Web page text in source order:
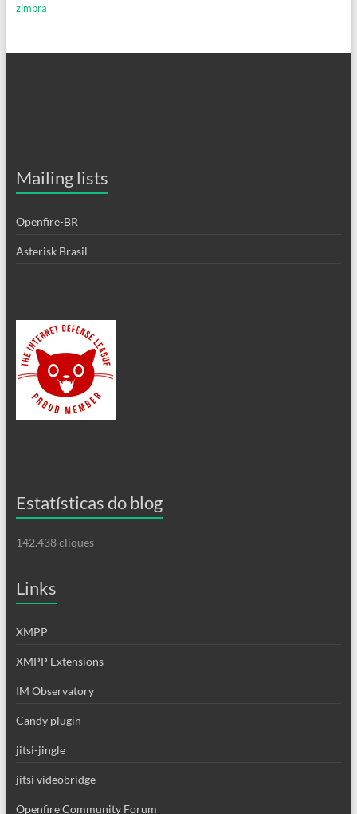
zimbra
Mailing lists
Openfire-BR
Asterisk Brasil
Estatísticas do blog
142.438 cliques
Links
XMPP
XMPP Extensions
IM Observatory
Candy plugin
jitsi-jingle
jitsi videobridge
Openfire Community Forum